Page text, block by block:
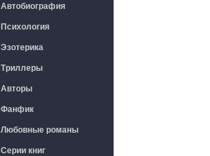
Автобиография
Психология
Эзотерика
Триллеры
Авторы
Фанфик
Любовные романы
Серии книг